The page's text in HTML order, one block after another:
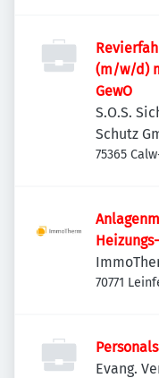
(m/w/d)
GewO
S.O.S.
Schutz
75365
70771
Evang.